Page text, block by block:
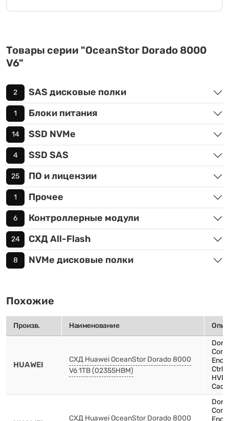
Товары серии "OceanStor Dorado 8000
V6"
2 SAS дисковые полки
1 Блоки питания
14 SSD NVMe
4 SSD SAS
25 ПО и лицензии
1 Прочее
6 Контроллерные модули
24 СХД All-Flash
8 NVMe дисковые полки
Похожие
Произв. Наименование
HUAWEI
СХД Huawei OceanStor Dorado 8000
V6 1TB (02355HBM)
СХД Huawei OceanStor Dorado 8000